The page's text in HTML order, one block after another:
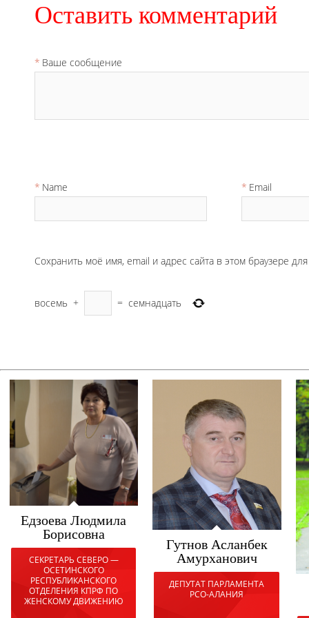
Оставить комментарий
Ваше сообщение
Name Email
Сохранить моё имя, email и адрес сайта в этом браузере
восемь + = семнадцать
Едзоева Людмила
Борисовна
СЕКРЕТАРЬ СЕВЕРО —
ОСЕТИНСКОГО
РЕСПУБЛИКАНСКОГО
ОТДЕЛЕНИЯ КПРФ ПО
ЖЕНСКОМУ ДВИЖЕНИЮ
Гутнов Асланбек
Амурханович
ДЕПУТАТ ПАРЛАМЕНТА
РСО-АЛАНИЯ